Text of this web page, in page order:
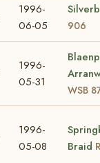
1996-
06-05
906
1996-
05-31
WSB
1996-
05-08
Braid